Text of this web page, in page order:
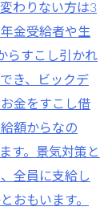
わりない方は3
金受給者や生
らすこし引かれ
き、ビックデ
金をすこし借
額からなの
す。景気対策と
全員に支給し
おもいます。